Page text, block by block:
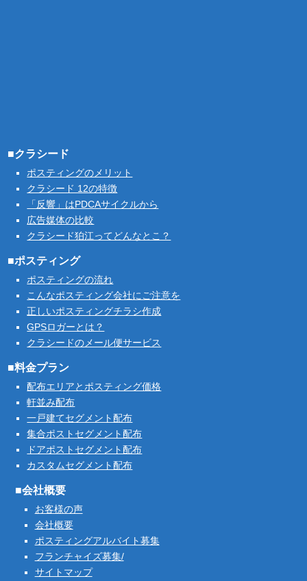
■クラシード
ポスティングのメリット
クラシード 12の特徴
「反響」はPDCAサイクルから
広告媒体の比較
クラシード狛江ってどんなとこ？
■ポスティング
ポスティングの流れ
こんなポスティング会社にご注意を
正しいポスティングチラシ作成
GPSロガーとは？
クラシードのメール便サービス
■料金プラン
配布エリアとポスティング価格
軒並み配布
一戸建てセグメント配布
集合ポストセグメント配布
ドアポストセグメント配布
カスタムセグメント配布
■会社概要
お客様の声
会社概要
ポスティングアルバイト募集
フランチャイズ募集/
サイトマップ